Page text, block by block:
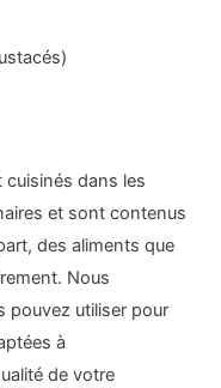
dans les
et sont contenus
des aliments que
Nous
pouvez utiliser pour
à
de votre